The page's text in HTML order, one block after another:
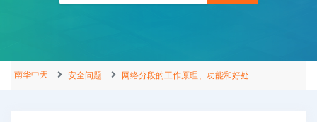
南华中天 安全问题 网络分段的工作原理、功能和好处